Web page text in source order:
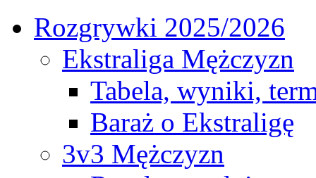
Rozgrywki 2025/2026
Ekstraliga Mężczyzn
Tabela, wyniki,
Baraż o Ekstraligę
3v3 Mężczyzn